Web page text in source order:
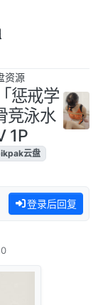
资源
惩戒学
竞泳水
1P
云盘
登录后回复